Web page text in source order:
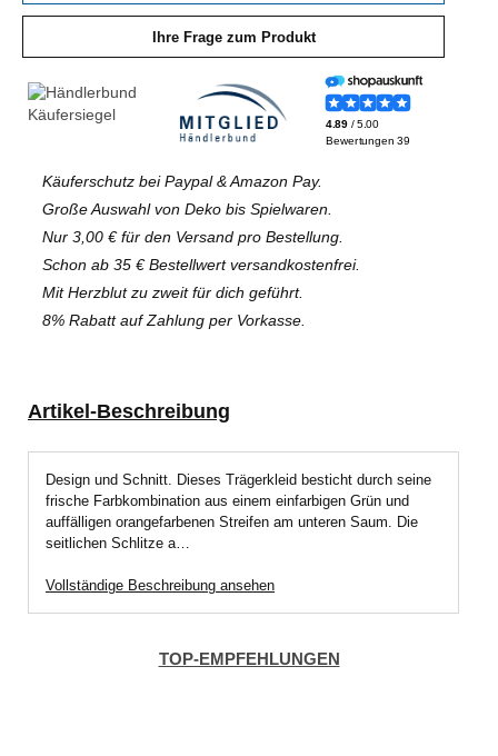
Ihre Frage zum Produkt
Käuferschutz bei Paypal & Amazon Pay.
Große Auswahl von Deko bis Spielwaren.
Nur 3,00 € für den Versand pro Bestellung.
Schon ab 35 € Bestellwert versandkostenfrei.
Mit Herzblut zu zweit für dich geführt.
8% Rabatt auf Zahlung per Vorkasse.
Artikel-Beschreibung
Design und Schnitt. Dieses Trägerkleid besticht durch seine
frische Farbkombination aus einem einfarbigen Grün und
auffälligen orangefarbenen Streifen am unteren Saum. Die
seitlichen Schlitze a…
Vollständige Beschreibung ansehen
TOP-EMPFEHLUNGEN